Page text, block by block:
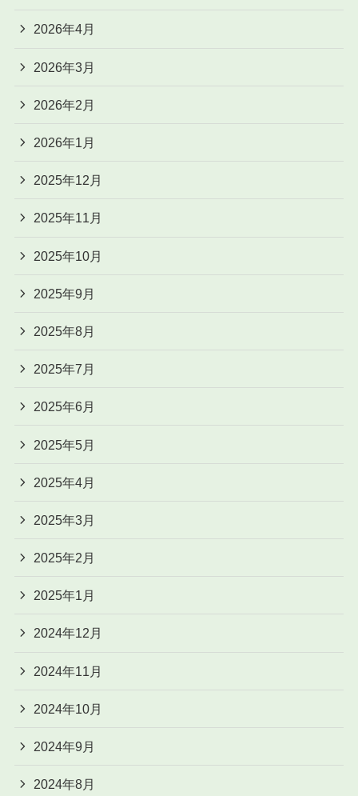
2026年4月
2026年3月
2026年2月
2026年1月
2025年12月
2025年11月
2025年10月
2025年9月
2025年8月
2025年7月
2025年6月
2025年5月
2025年4月
2025年3月
2025年2月
2025年1月
2024年12月
2024年11月
2024年10月
2024年9月
2024年8月